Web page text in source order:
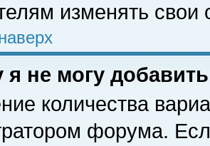
изменять свои
я не могу
количества
форума.